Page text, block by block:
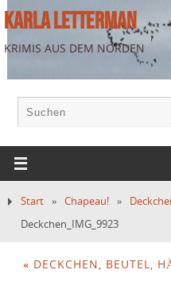
KARLA LETTERMAN
KRIMIS AUS DEM NORDEN
Start » Chapeau! »
Deckchen_IMG_9923
« DECKCHEN, BEUTEL,